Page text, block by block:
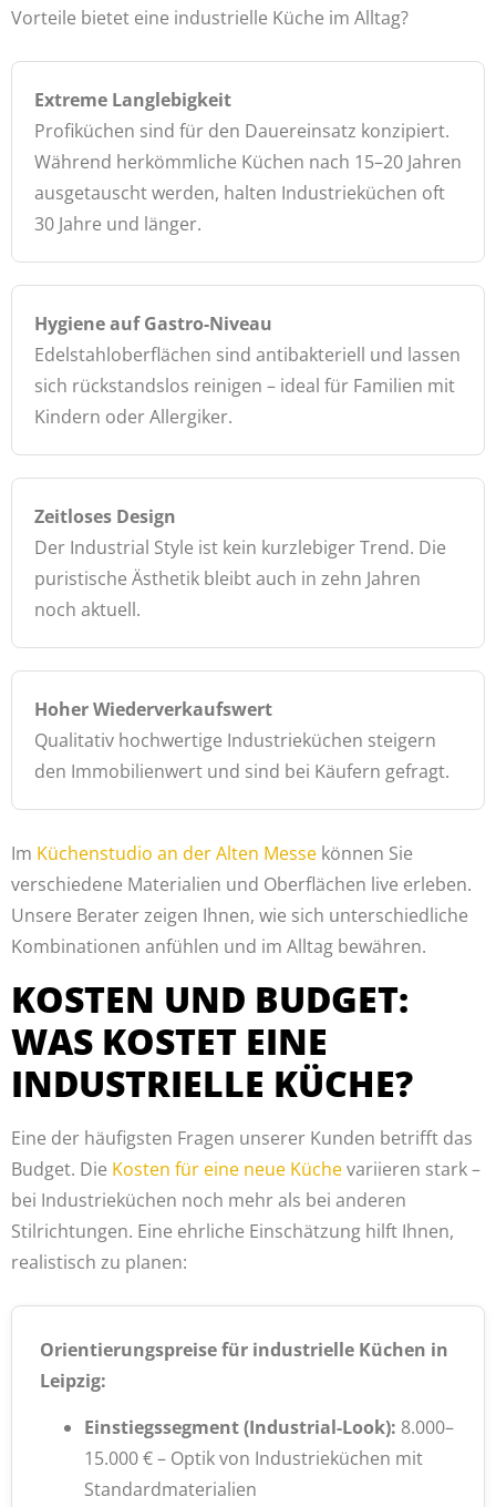
Vorteile bietet eine industrielle Küche im Alltag?
Extreme Langlebigkeit
Profiküchen sind für den Dauereinsatz konzipiert.
Während herkömmliche Küchen nach 15–20 Jahren
ausgetauscht werden, halten Industrieküchen oft
30 Jahre und länger.
Hygiene auf Gastro-Niveau
Edelstahloberflächen sind antibakteriell und lassen
sich rückstandslos reinigen – ideal für Familien mit
Kindern oder Allergiker.
Zeitloses Design
Der Industrial Style ist kein kurzlebiger Trend. Die
puristische Ästhetik bleibt auch in zehn Jahren
noch aktuell.
Hoher Wiederverkaufswert
Qualitativ hochwertige Industrieküchen steigern
den Immobilienwert und sind bei Käufern gefragt.
Im Küchenstudio an der Alten Messe können Sie
verschiedene Materialien und Oberflächen live erleben.
Unsere Berater zeigen Ihnen, wie sich unterschiedliche
Kombinationen anfühlen und im Alltag bewähren.
KOSTEN UND BUDGET:
WAS KOSTET EINE
INDUSTRIELLE KÜCHE?
Eine der häufigsten Fragen unserer Kunden betrifft das
Budget. Die Kosten für eine neue Küchevariieren stark –
bei Industrieküchen noch mehr als bei anderen
Stilrichtungen. Eine ehrliche Einschätzung hilft Ihnen,
realistisch zu planen:
Orientierungspreise für industrielle Küchen in
Leipzig:
Einstiegssegment (Industrial-Look): 8.000–
15.000 € – Optik von Industrieküchen mit
Standardmaterialien